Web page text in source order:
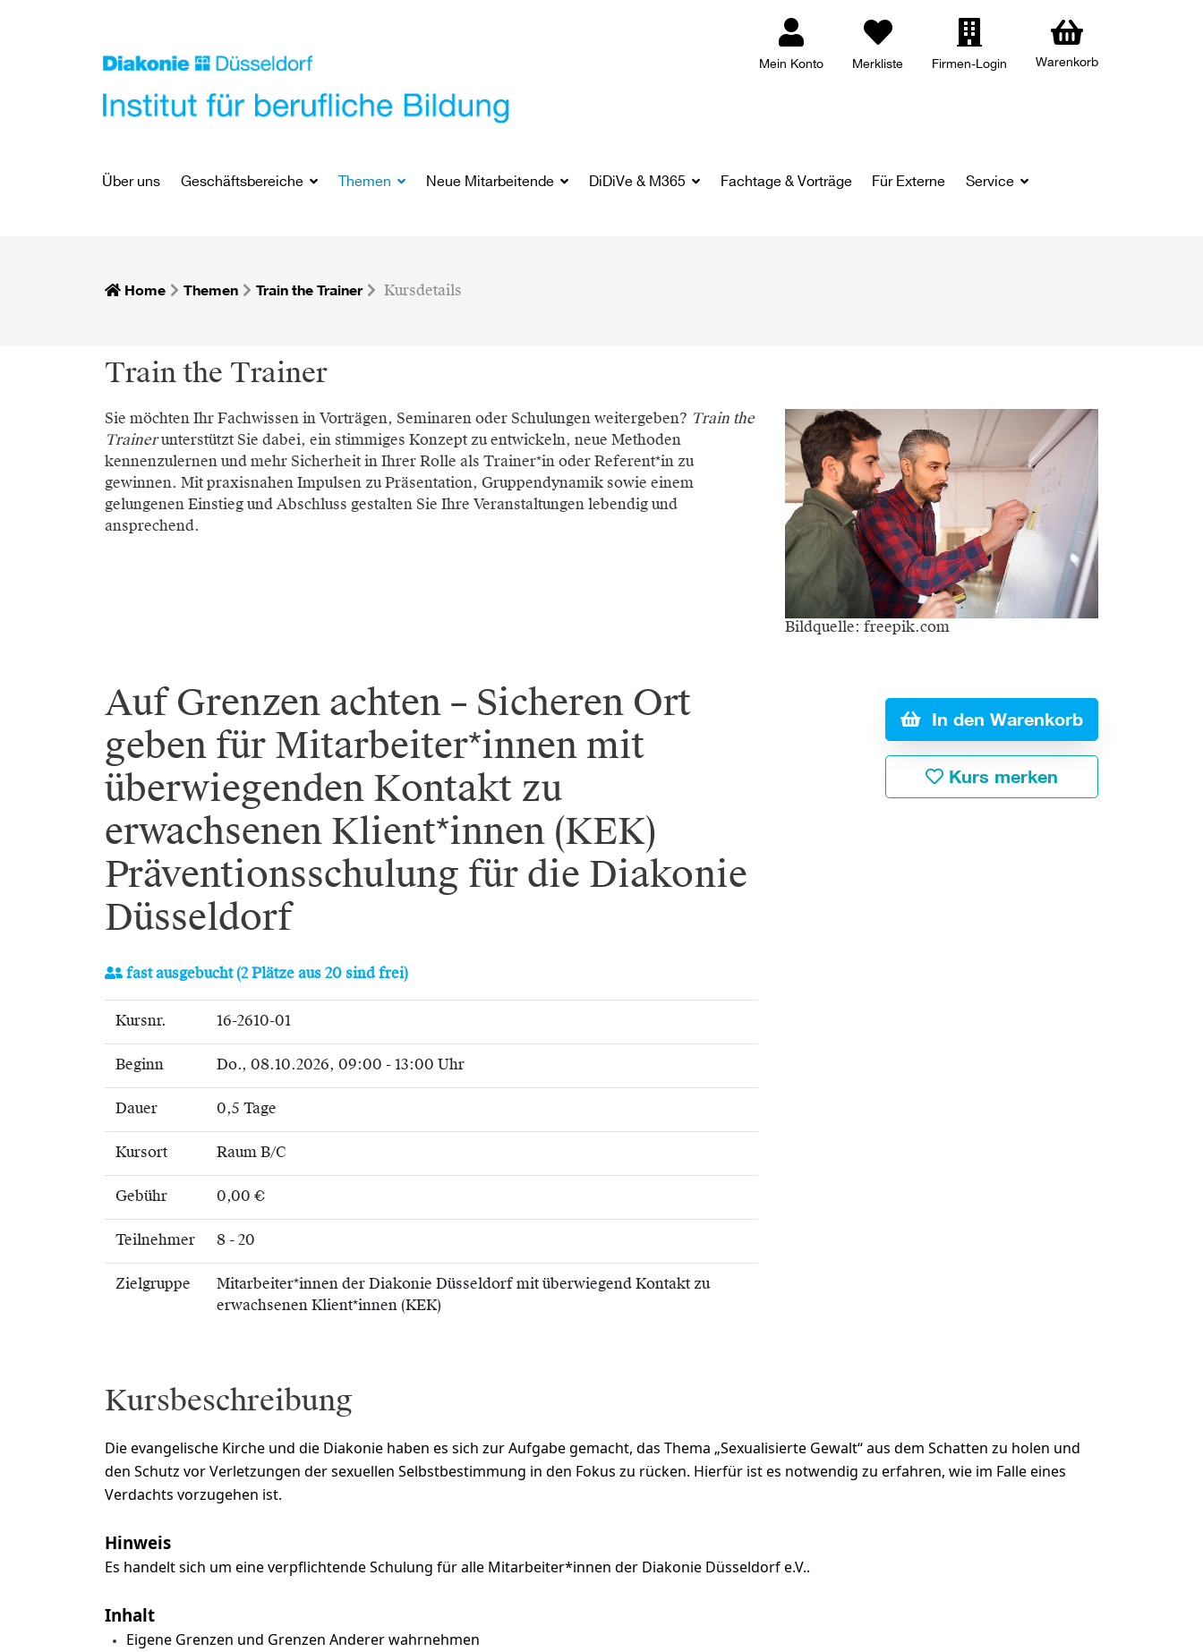
Mein Konto Merkliste Firmen-Login Warenkorb
Über uns Geschäftsbereiche Themen Neue Mitarbeitende DiDiVe & M365 Fachtage & Vorträge Für Externe Service
Home Themen Train the Trainer Kursdetails
Train the Trainer
Sie möchten Ihr Fachwissen in Vorträgen, Seminaren oder Schulungen weitergeben? Train the
Trainerunterstützt Sie dabei, ein stimmiges Konzept zu entwickeln, neue Methoden
kennenzulernen und mehr Sicherheit in Ihrer Rolle als Trainer*in oder Referent*in zu
gewinnen. Mit praxisnahen Impulsen zu Präsentation, Gruppendynamik sowie einem
gelungenen Einstieg und Abschluss gestalten Sie Ihre Veranstaltungen lebendig und
ansprechend.
Bildquelle: freepik.com
Auf Grenzen achten – Sicheren Ort
geben für Mitarbeiter*innen mit
überwiegenden Kontakt zu
erwachsenen Klient*innen (KEK)
Präventionsschulung für die Diakonie
Düsseldorf
fast ausgebucht(2 Plätze aus 20 sind frei)
Kursnr. 16-2610-01
Beginn Do., 08.10.2026, 09:00 - 13:00 Uhr
Dauer 0,5 Tage
Kursort Raum B/C
Gebühr 0,00 €
Teilnehmer 8 - 20
Zielgruppe
Mitarbeiter*innen der Diakonie Düsseldorf mit überwiegend Kontakt zu
erwachsenen Klient*innen (KEK)
In den Warenkorb
Kurs merken
Kursbeschreibung
Die evangelische Kirche und die Diakonie haben es sich zur Aufgabe gemacht, das Thema „Sexualisierte Gewalt“ aus dem Schatten zu holen und
den Schutz vor Verletzungen der sexuellen Selbstbestimmung in den Fokus zu rücken. Hierfür ist es notwendig zu erfahren, wie im Falle eines
Verdachts vorzugehen ist.
Hinweis
Es handelt sich um eine verpflichtende Schulung für alle Mitarbeiter*innen der Diakonie Düsseldorf e.V..
Inhalt
Eigene Grenzen und Grenzen Anderer wahrnehmen